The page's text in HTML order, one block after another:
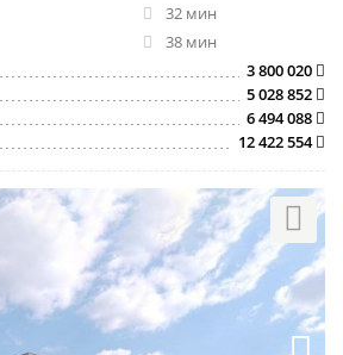
32 мин
38 мин
3 800 020
5 028 852
6 494 088
12 422 554